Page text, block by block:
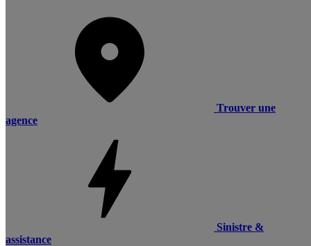
Trouver une
agence
Sinistre &
assistance